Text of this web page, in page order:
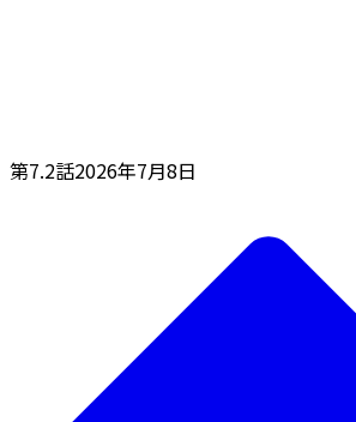
第7.2話2026年7月8日